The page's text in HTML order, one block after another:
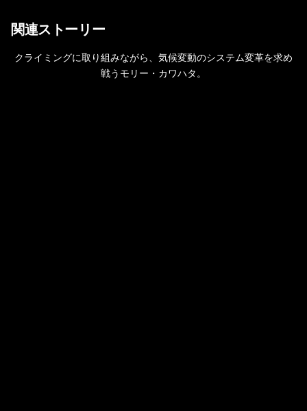
関連ストーリー
クライミングに取り組みながら、気候変動のシステム変革を求め
戦うモリー・カワハタ。